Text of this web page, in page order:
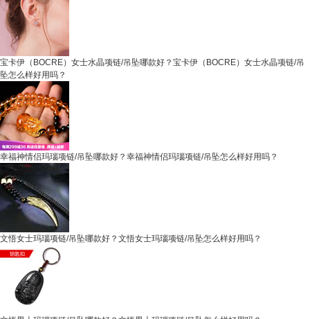
宝卡伊（BOCRE）女士水晶项链/吊坠哪款好？宝卡伊（BOCRE）女士水晶项链/吊
坠怎么样好用吗？
幸福神情侣玛瑙项链/吊坠哪款好？幸福神情侣玛瑙项链/吊坠怎么样好用吗？
文悟女士玛瑙项链/吊坠哪款好？文悟女士玛瑙项链/吊坠怎么样好用吗？